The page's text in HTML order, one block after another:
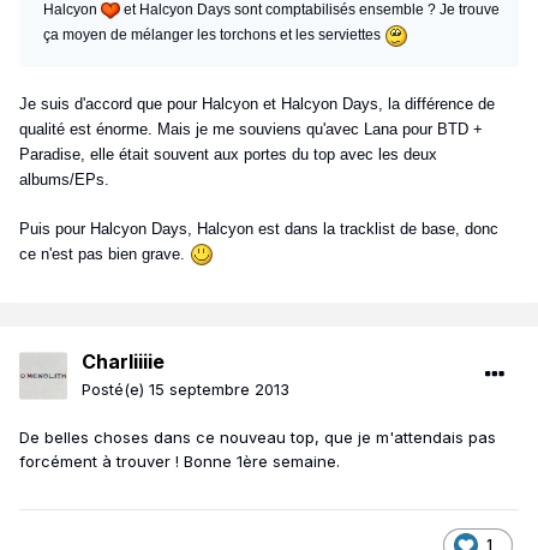
Halcyon
et Halcyon Days sont comptabilisés ensemble ? Je trouve
ça moyen de mélanger les torchons et les serviettes
Je suis d'accord que pour Halcyon et Halcyon Days, la différence de
qualité est énorme. Mais je me souviens qu'avec Lana pour BTD +
Paradise, elle était souvent aux portes du top avec les deux
albums/EPs.
Puis pour Halcyon Days, Halcyon est dans la tracklist de base, donc
ce n'est pas bien grave.
Charliiiie
Posté(e) 15 septembre 2013
De belles choses dans ce nouveau top, que je m'attendais pas
forcément à trouver ! Bonne 1ère semaine.
1